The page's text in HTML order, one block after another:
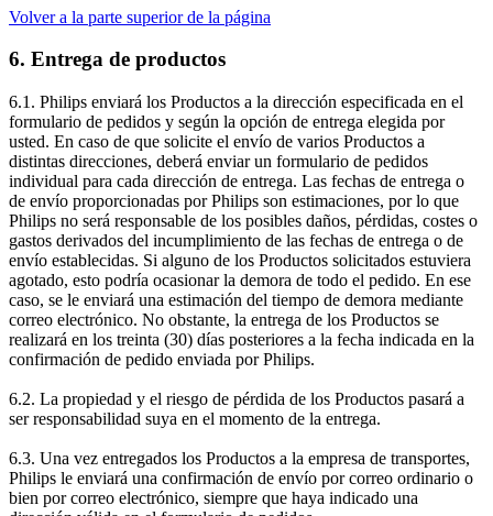
Volver a la parte superior de la página
6. Entrega de productos
6.1. Philips enviará los Productos a la dirección especificada en el
formulario de pedidos y según la opción de entrega elegida por
usted. En caso de que solicite el envío de varios Productos a
distintas direcciones, deberá enviar un formulario de pedidos
individual para cada dirección de entrega. Las fechas de entrega o
de envío proporcionadas por Philips son estimaciones, por lo que
Philips no será responsable de los posibles daños, pérdidas, costes o
gastos derivados del incumplimiento de las fechas de entrega o de
envío establecidas. Si alguno de los Productos solicitados estuviera
agotado, esto podría ocasionar la demora de todo el pedido. En ese
caso, se le enviará una estimación del tiempo de demora mediante
correo electrónico. No obstante, la entrega de los Productos se
realizará en los treinta (30) días posteriores a la fecha indicada en la
confirmación de pedido enviada por Philips.
6.2. La propiedad y el riesgo de pérdida de los Productos pasará a
ser responsabilidad suya en el momento de la entrega.
6.3. Una vez entregados los Productos a la empresa de transportes,
Philips le enviará una confirmación de envío por correo ordinario o
bien por correo electrónico, siempre que haya indicado una